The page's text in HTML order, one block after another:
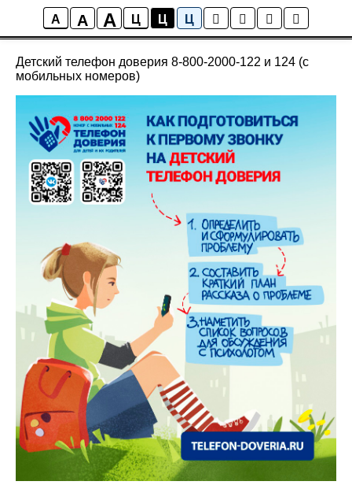
A A A Ц Ц Ц
Новости школы
Детский телефон доверия 8-800-2000-122 и 124 (с
мобильных номеров)